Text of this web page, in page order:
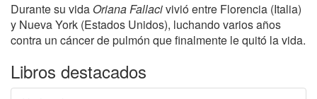
Durante su vida Oriana Fallacivivió entre Florencia (Italia)
y Nueva York (Estados Unidos), luchando varios años
contra un cáncer de pulmón que finalmente le quitó la vida.
Libros destacados